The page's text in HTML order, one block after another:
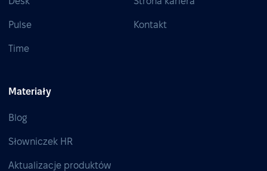
Pulse
Time
Kontakt
Materiały
Blog
Słowniczek HR
Aktualizacje produktów